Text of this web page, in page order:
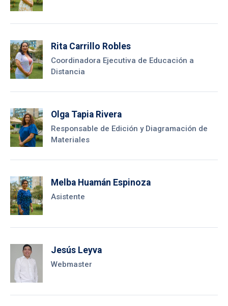
Rita Carrillo Robles
Coordinadora Ejecutiva de Educación a
Distancia
Olga Tapia Rivera
Responsable de Edición y Diagramación de
Materiales
Melba Huamán Espinoza
Asistente
Jesús Leyva
Webmaster